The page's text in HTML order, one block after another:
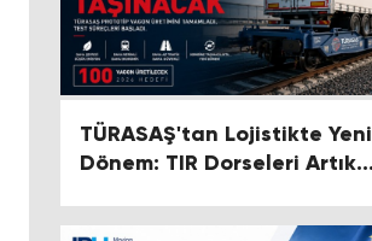
TÜRASAŞ'tan Lojistikte Yeni
Dönem: TIR Dorseleri Artık